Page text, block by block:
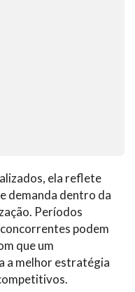
ela reflete
demanda dentro da
Períodos
podem
que um
a melhor estratégia